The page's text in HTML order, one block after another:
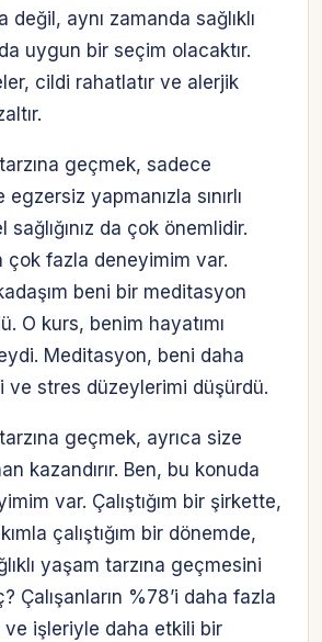
aynı zamanda sağlıklı
uygun bir seçim olacaktır.
cildi rahatlatır ve alerjik
geçmek, sadece
yapmanızla sınırlı
sağlığınız da çok önemlidir.
çok fazla deneyimim var.
beni bir meditasyon
O kurs, benim hayatımı
Meditasyon, beni daha
ve stres düzeylerimi düşürdü.
geçmek, ayrıca size
kazandırır. Ben, bu konuda
var. Çalıştığım bir şirkette,
çalıştığım bir dönemde,
yaşam tarzına geçmesini
Çalışanların %78’i daha fazla
ve işleriyle daha etkili bir